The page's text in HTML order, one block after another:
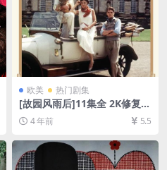
欧美 热门剧集
[故园风雨后]11集全 2K修复版
Brideshead Revisited (198
1)[百度网盘+迅雷云盘资源10
80P超清未删减][MP4/39GB]
[中英字幕]
4 年前 5.5